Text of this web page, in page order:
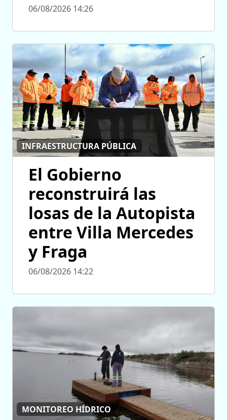
06/08/2026 14:26
INFRAESTRUCTURA PÚBLICA
El Gobierno
reconstruirá las
losas de la Autopista
entre Villa Mercedes
y Fraga
06/08/2026 14:22
MONITOREO HÍDRICO